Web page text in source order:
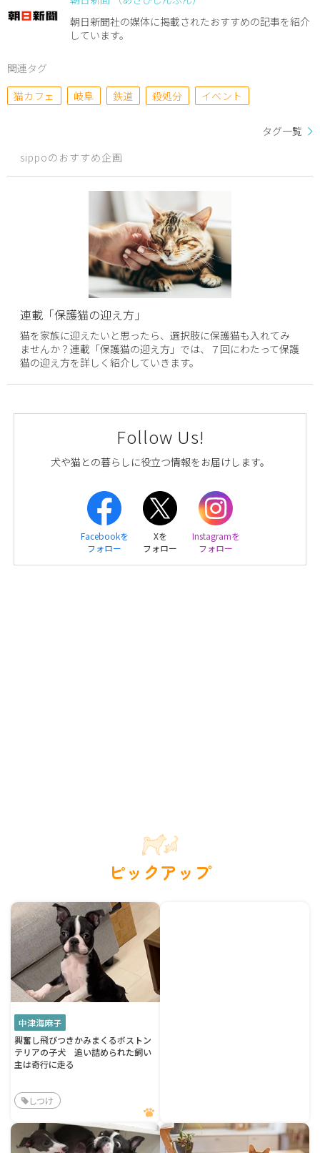
朝日新聞社の媒体に掲載されたおすすめの記事を紹介
しています。
関連タグ
猫カフェ
岐阜 鉄道 殺処分 イベント
タグ一覧
sippoのおすすめ企画
連載「保護猫の迎え方」
猫を家族に迎えたいと思ったら、選択肢に保護猫も入れてみ
ませんか？連載「保護猫の迎え方」では、７回にわたって保護
猫の迎え方を詳しく紹介していきます。
Follow Us!
犬や猫との暮らしに役立つ情報をお届けします。
Facebookを
フォロー
Xを
フォロー
Instagramを
フォロー
ピックアップ
中津海麻子
興奮し飛びつきかみまくるボストン
テリアの子犬 追い詰められた飼い
主は奇行に走る
しつけ